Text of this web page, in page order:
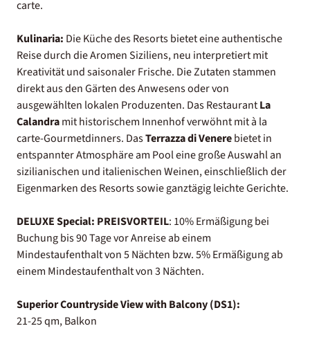
carte.
Kulinaria: Die Küche des Resorts bietet eine authentische
Reise durch die Aromen Siziliens, neu interpretiert mit
Kreativität und saisonaler Frische. Die Zutaten stammen
direkt aus den Gärten des Anwesens oder von
ausgewählten lokalen Produzenten. Das RestaurantLa
Calandramithistorischem Innenhof verwöhnt mit à la
carte-Gourmetdinners. DasTerrazza di Venerebietet in
entspannter Atmosphäre am Pool eine große Auswahl an
sizilianischen und italienischen Weinen, einschließlich der
Eigenmarken des Resorts sowie ganztägig leichte Gerichte.
DELUXE Special: PREISVORTEIL: 10% Ermäßigung bei
Buchung bis 90 Tage vor Anreise ab einem
Mindestaufenthalt von 5 Nächten bzw. 5% Ermäßigung ab
einem Mindestaufenthalt von 3 Nächten.
Superior Countryside View with Balcony (DS1):
21-25 qm, Balkon